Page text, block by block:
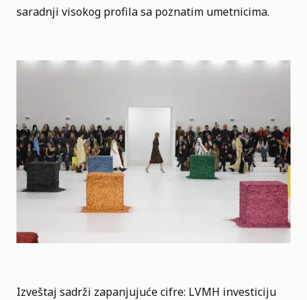
saradnji visokog profila sa poznatim umetnicima.
Izveštaj sadrži zapanjujuće cifre: LVMH investiciju